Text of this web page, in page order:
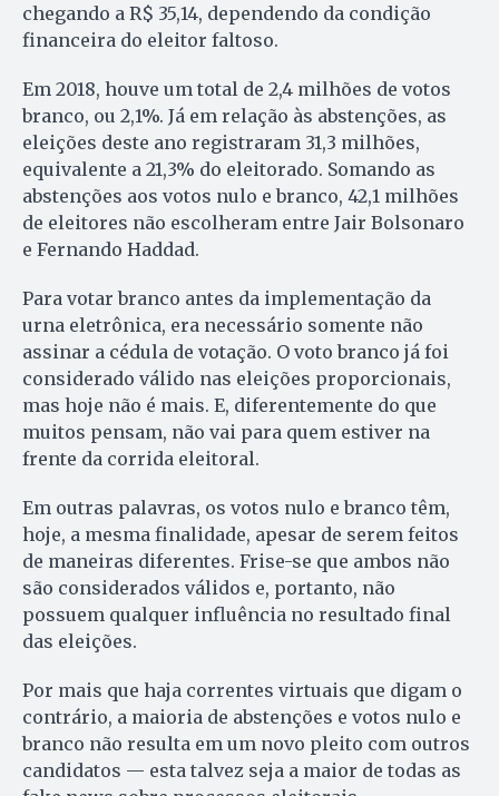
chegando a R$ 35,14, dependendo da condição
financeira do eleitor faltoso.
Em 2018, houve um total de 2,4 milhões de votos
branco, ou 2,1%. Já em relação às abstenções, as
eleições deste ano registraram 31,3 milhões,
equivalente a 21,3% do eleitorado. Somando as
abstenções aos votos nulo e branco, 42,1 milhões
de eleitores não escolheram entre Jair Bolsonaro
e Fernando Haddad.
Para votar branco antes da implementação da
urna eletrônica, era necessário somente não
assinar a cédula de votação. O voto branco já foi
considerado válido nas eleições proporcionais,
mas hoje não é mais. E, diferentemente do que
muitos pensam, não vai para quem estiver na
frente da corrida eleitoral.
Em outras palavras, os votos nulo e branco têm,
hoje, a mesma finalidade, apesar de serem feitos
de maneiras diferentes. Frise-se que ambos não
são considerados válidos e, portanto, não
possuem qualquer influência no resultado final
das eleições.
Por mais que haja correntes virtuais que digam o
contrário, a maioria de abstenções e votos nulo e
branco não resulta em um novo pleito com outros
candidatos — esta talvez seja a maior de todas as